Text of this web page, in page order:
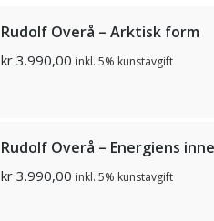
Rudolf Overå – Arktisk form
kr 3.990,00 inkl. 5% kunstavgift
Rudolf Overå – Energiens
kr 3.990,00 inkl. 5% kunstavgift